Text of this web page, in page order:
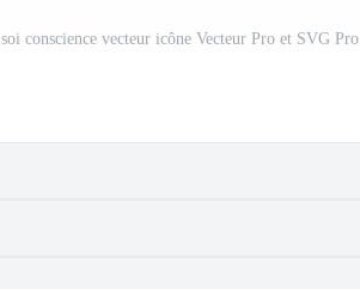
soi conscience vecteur icône Vecteur Pro et SVG Pro